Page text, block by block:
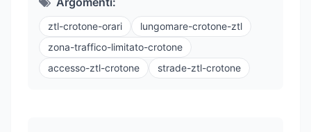
ztl-crotone-orari
lungomare-crotone-ztl
zona-traffico-limitato-crotone
accesso-ztl-crotone
strade-ztl-crotone